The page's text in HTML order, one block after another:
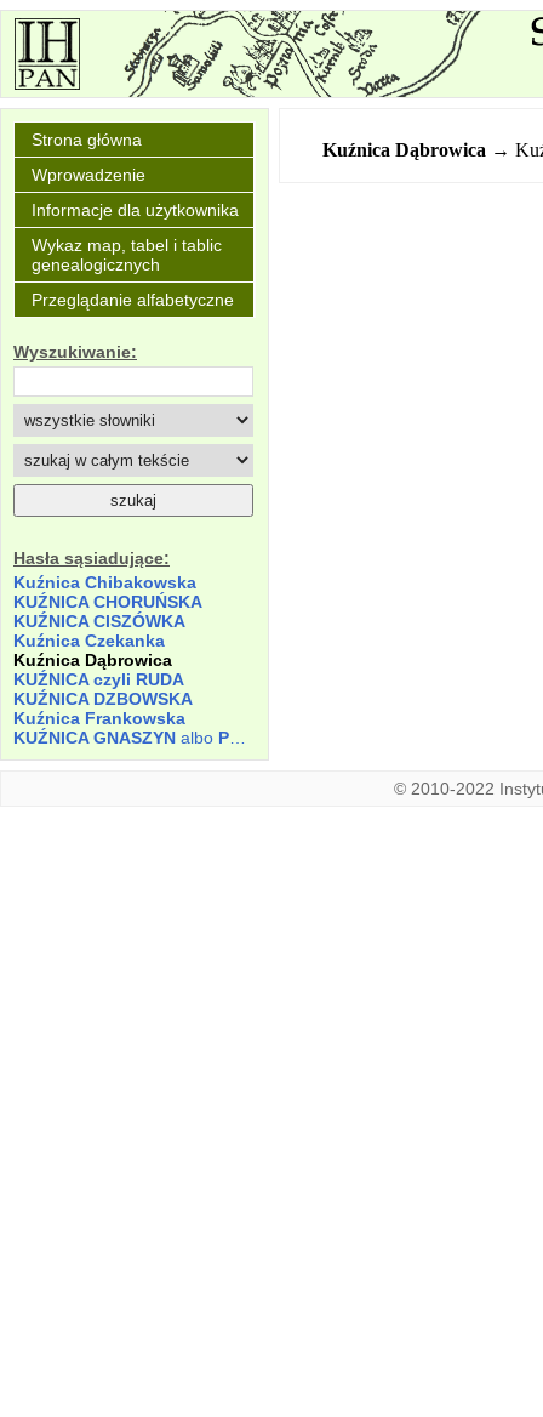
Strona główna
Wprowadzenie
Informacje dla użytkownika
Wykaz map, tabel i tablic
genealogicznych
Przeglądanie alfabetyczne
Wyszukiwanie:
Hasła sąsiadujące:
Kuźnica Chibakowska
KUŹNICA CHORUŃSKA
KUŹNICA CISZÓWKA
Kuźnica Czekanka
Kuźnica Dąbrowica
KUŹNICA czyli RUDA
KUŹNICA DZBOWSKA
Kuźnica Frankowska
KUŹNICA GNASZYN albo POŁEĆ
Kuźnica Dąbrowica →
© 2010-2022